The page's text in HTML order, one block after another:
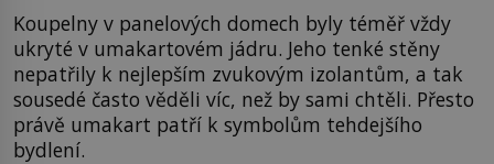
Koupelny v panelových domech byly téměř vždy
ukryté v umakartovém jádru. Jeho tenké stěny
nepatřily k nejlepším zvukovým izolantům, a tak
sousedé často věděli víc, než by sami chtěli. Přesto
právě umakart patří k symbolům tehdejšího
bydlení.